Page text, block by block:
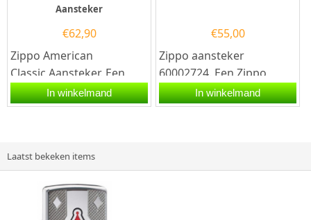
Aansteker
€62,90
Zippo American
Classic Aansteker. Een
Zippo is een kwalitatief...
In winkelmand
€55,00
Zippo aansteker
60002724. Een Zippo
aansteker is een
kwalitatief
In winkelmand
Laatst bekeken items